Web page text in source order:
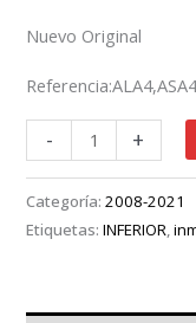
Nuevo Original
- +
Categoría:2008-2021
Etiquetas:INFERIOR,